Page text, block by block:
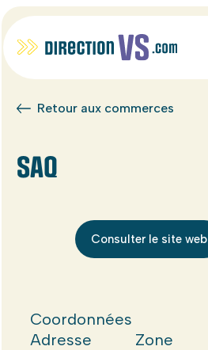
Retour aux commerces
SAQ
Consulter le site web
Coordonnées
Adresse
Zone